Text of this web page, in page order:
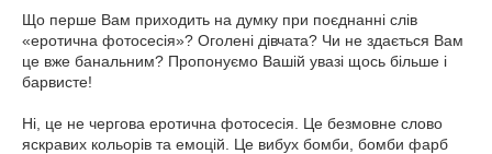
Що перше Вам приходить на думку при поєднанні слів
«еротична фотосесія»? Оголені дівчата? Чи не здається Вам
це вже банальним? Пропонуємо Вашій увазі щось більше і
барвисте!
Ні, це не чергова еротична фотосесія. Це безмовне слово
яскравих кольорів та емоцій. Це вибух бомби, бомби фарб